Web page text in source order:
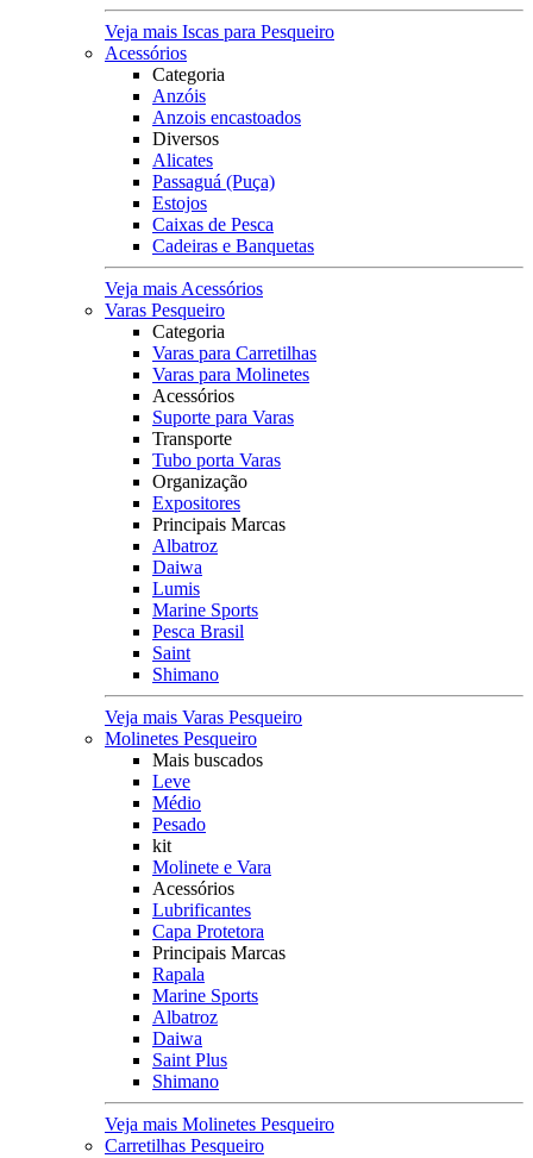
Veja mais Iscas para Pesqueiro
Acessórios
Categoria
Anzóis
Anzois encastoados
Diversos
Alicates
Passaguá (Puça)
Estojos
Caixas de Pesca
Cadeiras e Banquetas
Veja mais Acessórios
Varas Pesqueiro
Categoria
Varas para Carretilhas
Varas para Molinetes
Acessórios
Suporte para Varas
Transporte
Tubo porta Varas
Organização
Expositores
Principais Marcas
Albatroz
Daiwa
Lumis
Marine Sports
Pesca Brasil
Saint
Shimano
Veja mais Varas Pesqueiro
Molinetes Pesqueiro
Mais buscados
Leve
Médio
Pesado
kit
Molinete e Vara
Acessórios
Lubrificantes
Capa Protetora
Principais Marcas
Rapala
Marine Sports
Albatroz
Daiwa
Saint Plus
Shimano
Veja mais Molinetes Pesqueiro
Carretilhas Pesqueiro